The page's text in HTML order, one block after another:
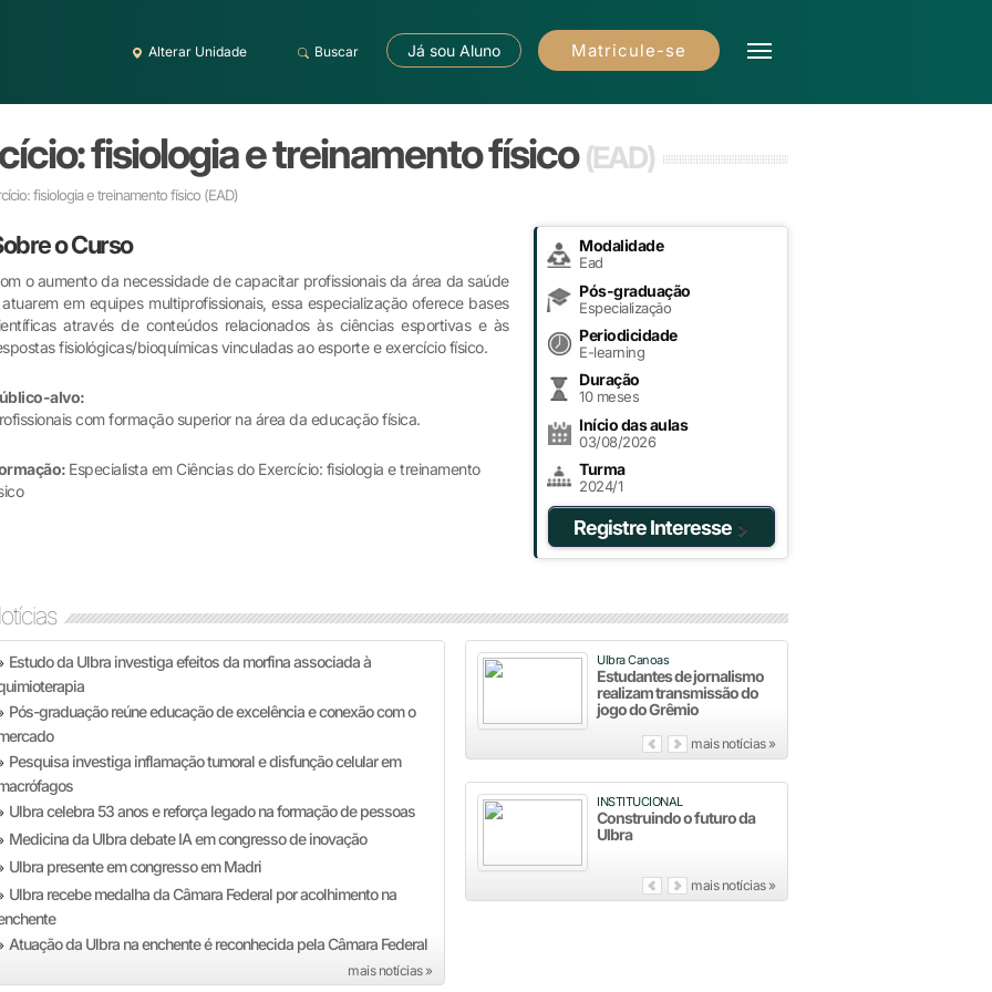
Alterar Unidade Buscar Já sou Aluno Matricule-se
fisiologia e treinamento físico(EAD)
fisiologia e treinamento físico (EAD)
o Curso
o aumento da necessidade de capacitar profissionais da área da saúde
em equipes multiprofissionais, essa especialização oferece bases
através de conteúdos relacionados às ciências esportivas e às
fisiológicas/bioquímicas vinculadas ao esporte e exercício físico.
alvo:
com formação superior na área da educação física.
Especialista em Ciências do Exercício: fisiologia e treinamento
Modalidade
Ead
Pós-graduação
Especialização
Periodicidade
E-learning
Duração
10 meses
Início das aulas
03/08/2026
Turma
2024/1
Registre Interesse
Estudo da Ulbra investiga efeitos da morfina associada à
Pós-graduação reúne educação de excelência e conexão com o
Pesquisa investiga inflamação tumoral e disfunção celular em
Ulbra celebra 53 anos e reforça legado na formação de pessoas
Medicina da Ulbra debate IA em congresso de inovação
Ulbra presente em congresso em Madri
Ulbra recebe medalha da Câmara Federal por acolhimento na
Atuação da Ulbra na enchente é reconhecida pela Câmara Federal
mais notícias »
Ulbra Canoas
Estudantes de jornalismo
realizam transmissão do
jogo do Grêmio
mais notícias »
INSTITUCIONAL
Construindo o futuro da
Ulbra
mais notícias »